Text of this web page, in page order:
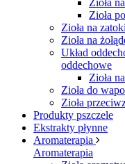
Zioła
Zioła
Zioła na zatoki
Zioła na
Układ
oddechowe
Zioła
Zioła do
Zioła
Produkty pszczele
Ekstrakty płynne
Aromaterapia
Aromaterapia